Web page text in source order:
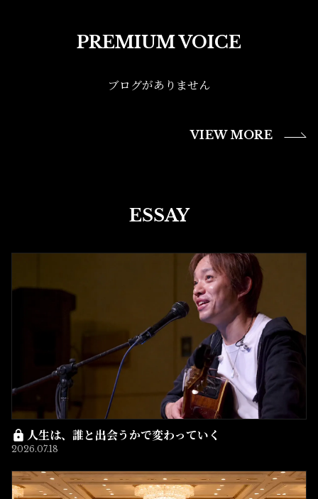
PREMIUM VOICE
ブログがありません
VIEW MORE
ESSAY
人生は、誰と出会うかで変わっていく
2026.07.18